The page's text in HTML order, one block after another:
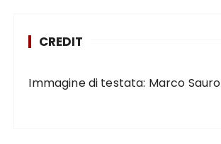
CREDIT
Immagine di testata: Marco Sauro